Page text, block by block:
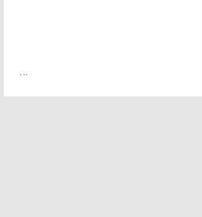
...